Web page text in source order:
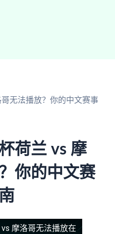
无法播放？你的中文赛事
荷兰 vs 摩
你的中文赛
摩洛哥无法播放在